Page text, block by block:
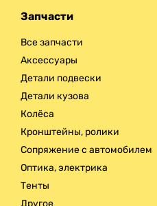
Запчасти
Все запчасти
Аксессуары
Детали подвески
Детали кузова
Колёса
Кронштейны, ролики
Сопряжение с автомобилем
Оптика, электрика
Тенты